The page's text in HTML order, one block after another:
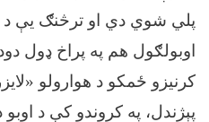
پلي شوي دي او ترڅنګ یې د
اوبولګول هم په پراخ ډول
کرنیزو ځمکو د هوارولو
پېژندل، په کروندو کې د